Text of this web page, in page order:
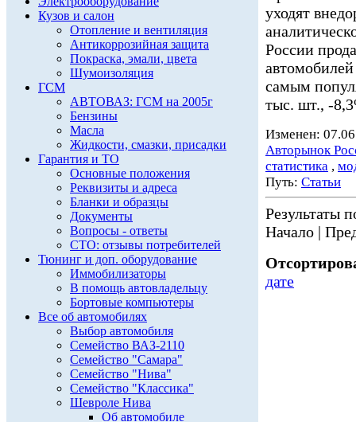
Кузов и салон
Отопление и вентиляция
Антикоррозийная защита
Покраска, эмали, цвета
Шумоизоляция
ГСМ
АВТОВАЗ: ГСМ на 2005г
Бензины
Масла
Жидкости, смазки, присадки
Гарантия и ТО
Основные положения
Реквизиты и адреса
Бланки и образцы
Документы
Вопросы - ответы
СТО: отзывы потребителей
Тюнинг и доп. оборудование
Иммобилизаторы
В помощь автовладельцу
Бортовые компьютеры
Все об автомобилях
Выбор автомобиля
Семейство ВАЗ-2110
Семейство "Самара"
Семейство "Нива"
Семейство "Классика"
Шевроле Нива
Об автомобиле
уходят
России
самым
тыс. шт., -
Изменен:
Авторынок
статистика ,
Путь: Статьи
Результаты
Начало |
дате